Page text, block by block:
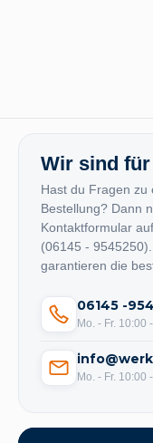
Wir sind
Hast du Fragen
Bestellung? Dann
Kontaktformular
(06145 -
garantieren die
06145 -
Mo. - Fr. 10:00
Mo. - Fr. 10:00